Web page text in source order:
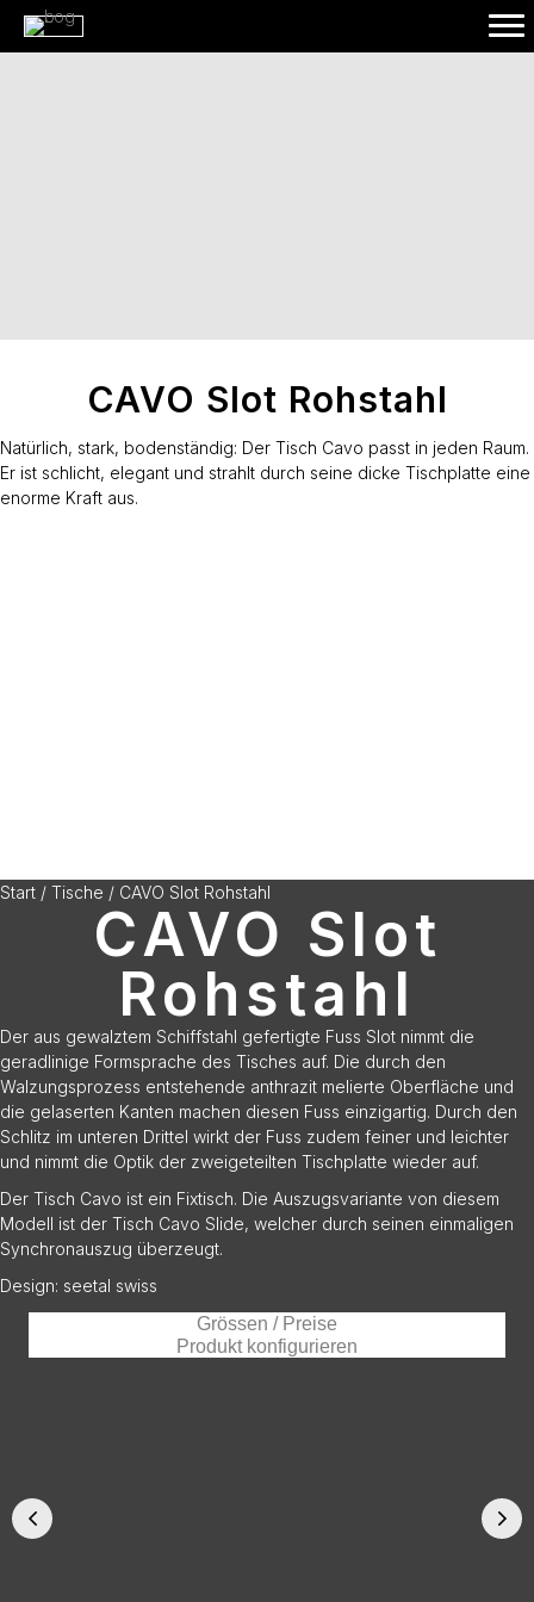
CAVO Slot Rohstahl
Natürlich, stark, bodenständig: Der Tisch Cavo passt in jeden Raum.
Er ist schlicht, elegant und strahlt durch seine dicke Tischplatte eine
enorme Kraft aus.
Start / Tische / CAVO Slot Rohstahl
CAVO Slot
Rohstahl
Der aus gewalztem Schiffstahl gefertigte Fuss Slot nimmt die
geradlinige Formsprache des Tisches auf. Die durch den
Walzungsprozess entstehende anthrazit melierte Oberfläche und
die gelaserten Kanten machen diesen Fuss einzigartig. Durch den
Schlitz im unteren Drittel wirkt der Fuss zudem feiner und leichter
und nimmt die Optik der zweigeteilten Tischplatte wieder auf.
Der Tisch Cavo ist ein Fixtisch. Die Auszugsvariante von diesem
Modell ist der Tisch Cavo Slide, welcher durch seinen einmaligen
Synchronauszug überzeugt.
Design: seetal swiss
Grössen / Preise
Produkt konfigurieren